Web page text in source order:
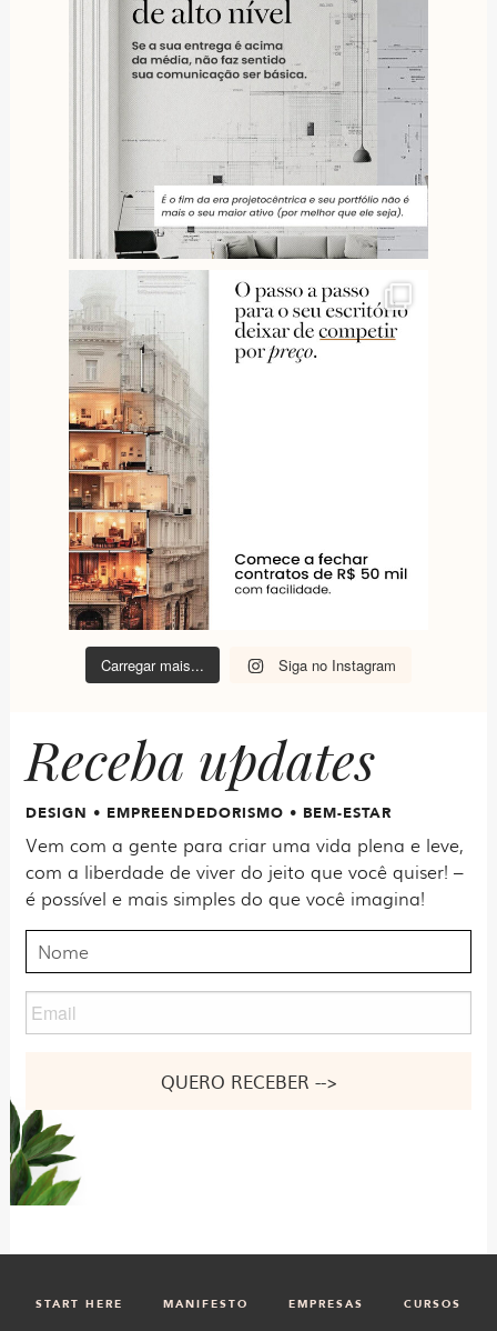
Carregar mais... Siga no Instagram
Receba updates
DESIGN • EMPREENDEDORISMO • BEM-ESTAR
Vem com a gente para criar uma vida plena e leve,
com a liberdade de viver do jeito que você quiser! –
é possível e mais simples do que você imagina!
Nome
Nome
Email
START HERE MANIFESTO EMPRESAS CURSOS